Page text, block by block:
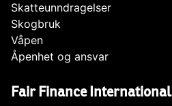
Skatteunndragelser
Skogbruk
Våpen
Åpenhet og ansvar
Fair Finance International